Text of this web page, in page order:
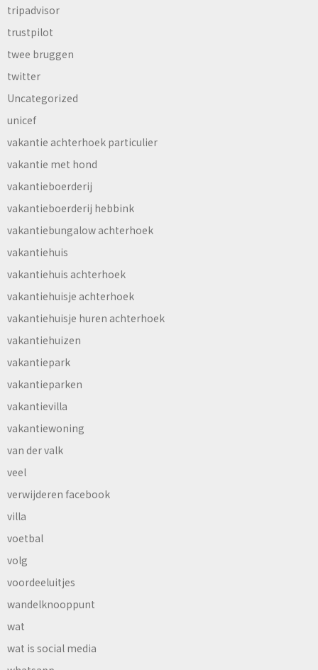
tripadvisor
trustpilot
twee bruggen
twitter
Uncategorized
unicef
vakantie achterhoek particulier
vakantie met hond
vakantieboerderij
vakantieboerderij hebbink
vakantiebungalow achterhoek
vakantiehuis
vakantiehuis achterhoek
vakantiehuisje achterhoek
vakantiehuisje huren achterhoek
vakantiehuizen
vakantiepark
vakantieparken
vakantievilla
vakantiewoning
van der valk
veel
verwijderen facebook
villa
voetbal
volg
voordeeluitjes
wandelknooppunt
wat
wat is social media